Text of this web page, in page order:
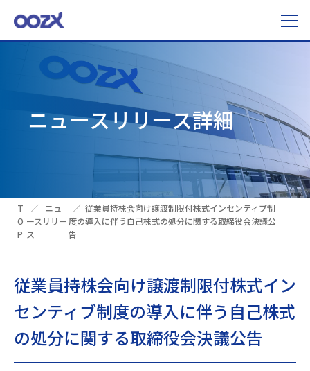
ニュースリリース詳細
T
O
P
ニュ
ースリリー
ス
従業員持株会向け譲渡制限付株式インセンティブ制
度の導入に伴う自己株式の処分に関する取締役会決議公
告
従業員持株会向け譲渡制限付株式イン
センティブ制度の導入に伴う自己株式
の処分に関する取締役会決議公告